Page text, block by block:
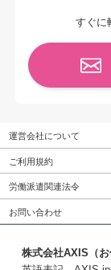
すぐに
運営会社について
ご利用規約
労働派遣関連法令
お問い合わせ
株式会社AXIS（お